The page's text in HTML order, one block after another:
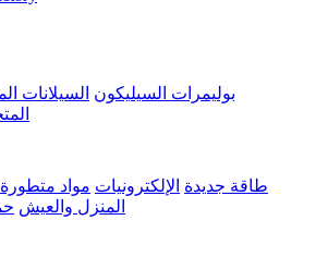
بوليمرات السيليكون السيلانات
طاقة جديدة الإلكترونيات مواد متطورة
المنزل والعيش